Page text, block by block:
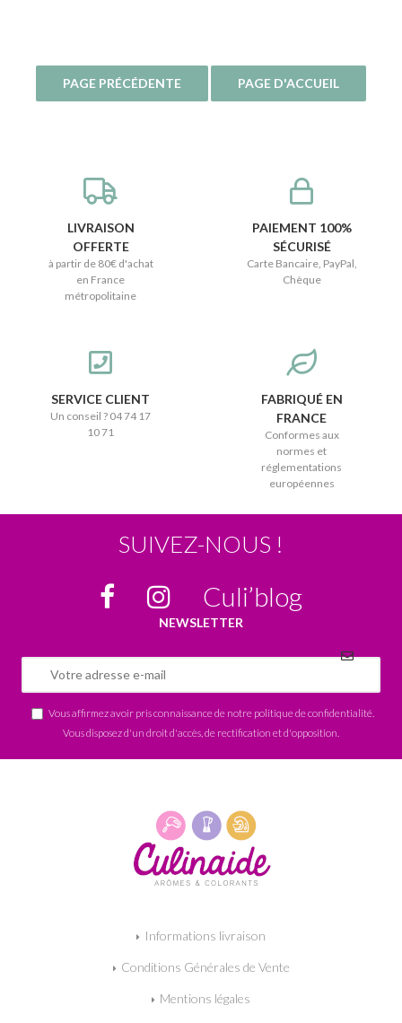
LIVRAISON
OFFERTE
à partir de 80€ d'achat
en France
métropolitaine
PAIEMENT 100%
SÉCURISÉ
Carte Bancaire, PayPal,
Chèque
SERVICE CLIENT
Un conseil ? 04 74 17
10 71
FABRIQUÉ EN
FRANCE
Conformes aux
normes et
réglementations
européennes
SUIVEZ-NOUS !
Culi’blog
NEWSLETTER
Vous affirmez avoir pris connaissance de notre politique de confidentialité
Vous disposez d'un droit d'accès, de rectification et d'opposition.
Informations livraison
Conditions Générales de Vente
Mentions légales